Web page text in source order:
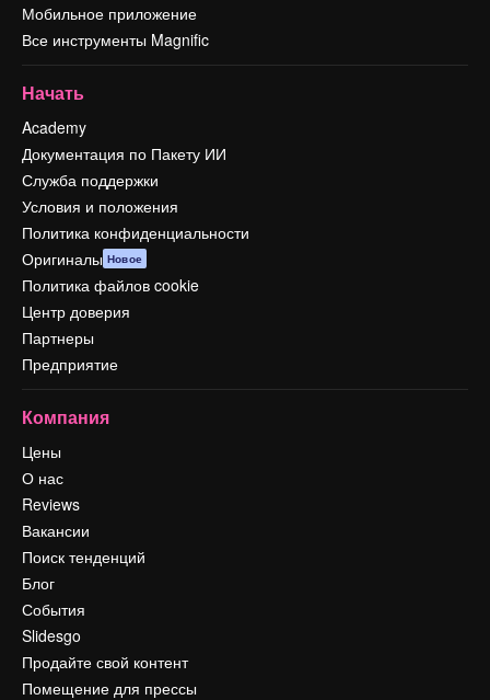
Мобильное приложение
Все инструменты Magnific
Начать
Academy
Документация по Пакету ИИ
Служба поддержки
Условия и положения
Политика конфиденциальности
Оригиналы Новое
Политика файлов cookie
Центр доверия
Партнеры
Предприятие
Компания
Цены
О нас
Reviews
Вакансии
Поиск тенденций
Блог
События
Slidesgo
Продайте свой контент
Помещение для прессы